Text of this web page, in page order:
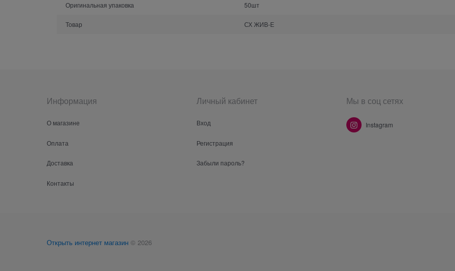
Оригинальная упаковка 50шт
Товар СХ ЖИВ-Е
Информация
О магазине
Оплата
Доставка
Контакты
Личный кабинет
Вход
Регистрация
Забыли пароль?
Мы в соц сетях
Instagram
Открыть интернет магазин © 2026